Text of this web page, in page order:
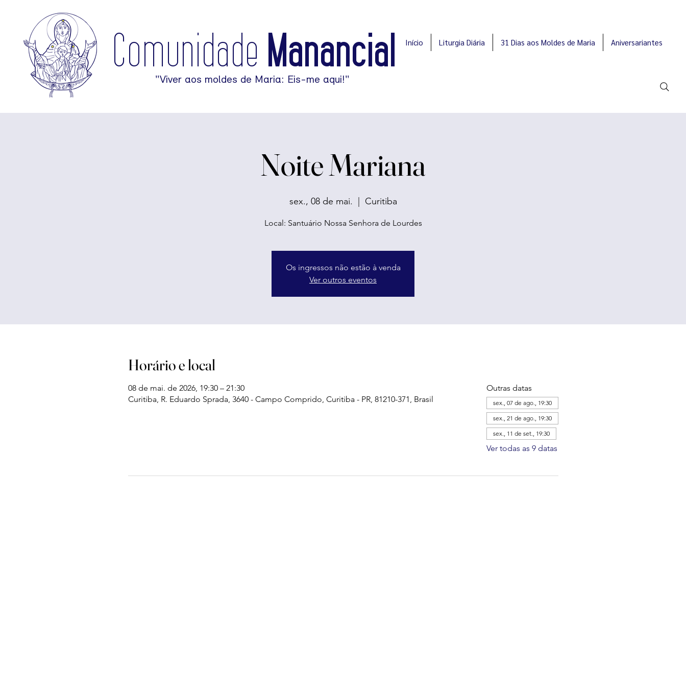
Comunidade Manancial
"Viver aos moldes de Maria: Eis-me aqui!"
Início Liturgia Diária 31 Dias aos Moldes de Maria Aniversariantes
Noite Mariana
sex., 08 de mai. Curitiba
Local: Santuário Nossa Senhora de Lourdes
Os ingressos não estão à venda
Ver outros eventos
Horário e local
08 de mai. de 2026, 19:30 – 21:30
Curitiba, R. Eduardo Sprada, 3640 - Campo Comprido, Curitiba - PR, 81210-371, Brasil
Outras datas
sex., 07 de ago., 19:30
sex., 21 de ago., 19:30
sex., 11 de set., 19:30
Ver todas as 9 datas